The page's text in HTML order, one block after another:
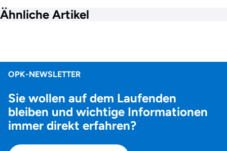
Ähnliche Artikel
OPK-NEWSLETTER
Sie wollen auf dem Laufenden
bleiben und wichtige Informationen
immer direkt erfahren?